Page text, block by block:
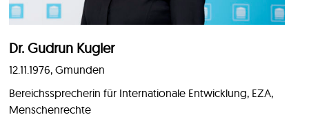
Dr. Gudrun Kugler
12.11.1976, Gmunden
Bereichssprecherin für Internationale Entwicklung, EZA,
Menschenrechte